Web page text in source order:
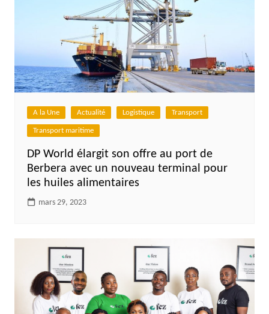
A la Une Actualité Logistique Transport
Transport maritime
DP World élargit son offre au port de
Berbera avec un nouveau terminal pour
les huiles alimentaires
mars 29, 2023